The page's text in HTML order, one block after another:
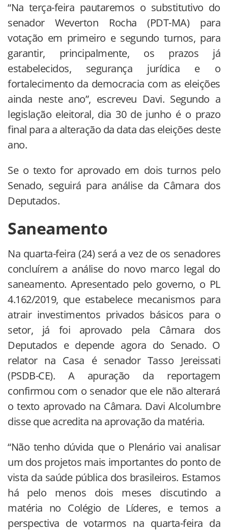
“Na terça-feira pautaremos o substitutivo do
senador Weverton Rocha (PDT-MA) para
votação em primeiro e segundo turnos, para
garantir, principalmente, os prazos já
estabelecidos, segurança jurídica e o
fortalecimento da democracia com as eleições
ainda neste ano”, escreveu Davi. Segundo a
legislação eleitoral, dia 30 de junho é o prazo
final para a alteração da data das eleições deste
ano.
Se o texto for aprovado em dois turnos pelo
Senado, seguirá para análise da Câmara dos
Deputados.
Saneamento
Na quarta-feira (24) será a vez de os senadores
concluírem a análise do novo marco legal do
saneamento. Apresentado pelo governo, o PL
4.162/2019, que estabelece mecanismos para
atrair investimentos privados básicos para o
setor, já foi aprovado pela Câmara dos
Deputados e depende agora do Senado. O
relator na Casa é senador Tasso Jereissati
(PSDB-CE). A apuração da reportagem
confirmou com o senador que ele não alterará
o texto aprovado na Câmara. Davi Alcolumbre
disse que acredita na aprovação da matéria.
“Não tenho dúvida que o Plenário vai analisar
um dos projetos mais importantes do ponto de
vista da saúde pública dos brasileiros. Estamos
há pelo menos dois meses discutindo a
matéria no Colégio de Líderes, e temos a
perspectiva de votarmos na quarta-feira da